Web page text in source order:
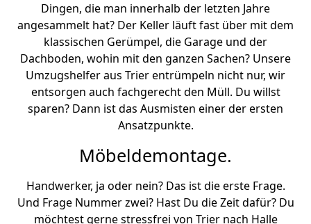
Dingen, die man innerhalb der letzten Jahre
angesammelt hat? Der Keller läuft fast über mit dem
klassischen Gerümpel, die Garage und der
Dachboden, wohin mit den ganzen Sachen? Unsere
Umzugshelfer aus Trier entrümpeln nicht nur, wir
entsorgen auch fachgerecht den Müll. Du willst
sparen? Dann ist das Ausmisten einer der ersten
Ansatzpunkte.
Möbeldemontage.
Handwerker, ja oder nein? Das ist die erste Frage.
Und Frage Nummer zwei? Hast Du die Zeit dafür? Du
möchtest gerne stressfrei von Trier nach Halle